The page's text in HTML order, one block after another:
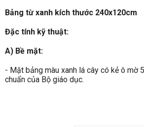
Bảng từ xanh kích thước 240x120cm
Đặc tính kỹ thuật:
A) Bề mặt:
- Mặt bảng màu xanh lá cây có kẻ ô mờ
chuẩn của Bộ giáo dục.